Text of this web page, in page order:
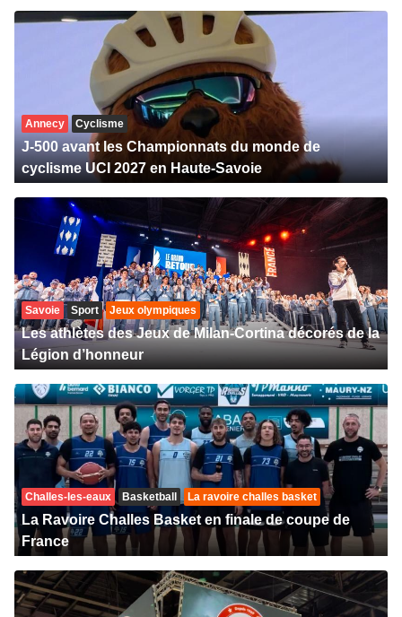
Annecy Cyclisme
J-500 avant les Championnats du monde de
cyclisme UCI 2027 en Haute-Savoie
Savoie Sport Jeux olympiques
Les athlètes des Jeux de Milan-Cortina décorés de la
Légion d’honneur
Challes-les-eaux Basketball La ravoire challes basket
La Ravoire Challes Basket en finale de coupe de
France